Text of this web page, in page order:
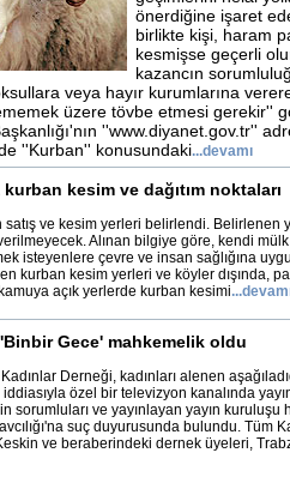
önerdiğine işaret
birlikte kişi, haram
kesmişse geçerli
kazancın
veya hayır kurumlarına
üzere tövbe etmesi gerekir''
''www.diyanet.gov.tr''
''Kurban'' konusundaki...devamı
kesim ve dağıtım noktaları
ve kesim yerleri belirlendi. Belirlenen
Alınan bilgiye göre, kendi
isteyenlere çevre ve insan sağlığına
kurban kesim yerleri ve köyler dışında,
açık yerlerde kurban kesimi...
'Binbir Gece' mahkemelik oldu
Derneği, kadınları alenen
özel bir televizyon kanalında
sorumluları ve yayınlayan yayın kuruluşu
suç duyurusunda bulundu. Tüm
ve beraberindeki dernek üyeleri,